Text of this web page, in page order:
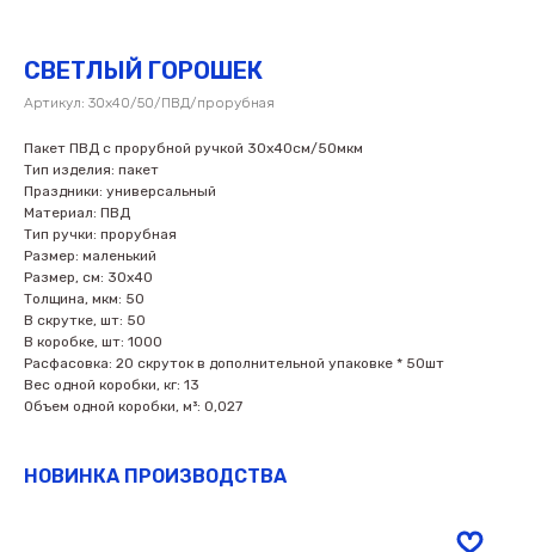
СВЕТЛЫЙ ГОРОШЕК
Артикул: 30х40/50/ПВД/прорубная
Пакет ПВД с прорубной ручкой 30х40см/50мкм
Тип изделия: пакет
Праздники: универсальный
Материал: ПВД
Тип ручки: прорубная
Размер: маленький
Размер, см: 30х40
Толщина, мкм: 50
В скрутке, шт: 50
В коробке, шт: 1000
Расфасовка: 20 скруток в дополнительной упаковке * 50шт
Вес одной коробки, кг: 13
Объем одной коробки, м³: 0,027
НОВИНКА ПРОИЗВОДСТВА